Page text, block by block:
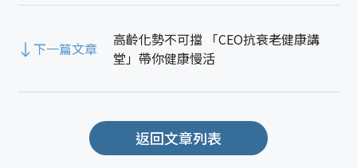
下一篇文章
高齡化勢不可擋 「CEO抗衰老健康講
堂」帶你健康慢活
返回文章列表